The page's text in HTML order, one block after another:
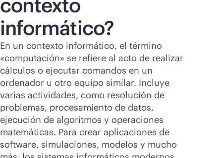
contexto
informático?
En un contexto informático, el término
«computación» se refiere al acto de realizar
cálculos o ejecutar comandos en un
ordenador u otro equipo similar. Incluye
varias actividades, como resolución de
problemas, procesamiento de datos,
ejecución de algoritmos y operaciones
matemáticas. Para crear aplicaciones de
software, simulaciones, modelos y mucho